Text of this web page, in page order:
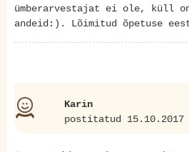
ümberarvestajat ei ole, küll
andeid:). Lõimitud õpetuse
Karin
postitatud 15.10.2017